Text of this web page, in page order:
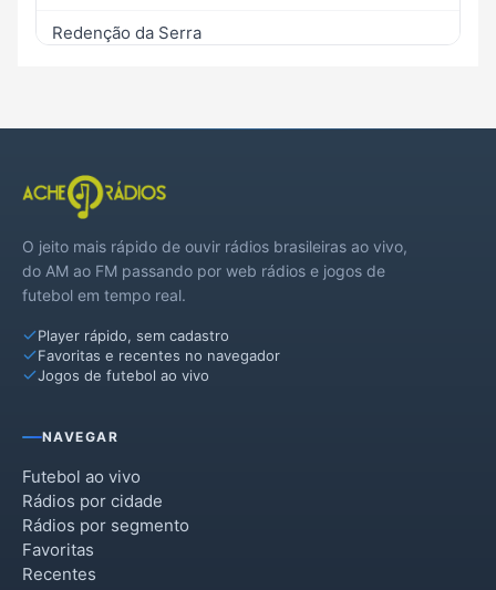
Redenção da Serra
Tremembé
Wenceslau Braz
O jeito mais rápido de ouvir rádios brasileiras ao vivo,
do AM ao FM passando por web rádios e jogos de
futebol em tempo real.
Player rápido, sem cadastro
Favoritas e recentes no navegador
Jogos de futebol ao vivo
NAVEGAR
Futebol ao vivo
Rádios por cidade
Rádios por segmento
Favoritas
Recentes